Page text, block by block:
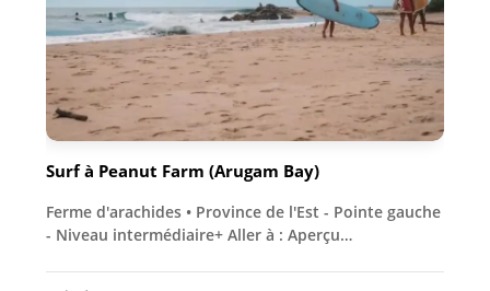
Surf à Peanut Farm (Arugam Bay)
Ferme d'arachides • Province de l'Est - Pointe gauche
- Niveau intermédiaire+ Aller à : Aperçu…